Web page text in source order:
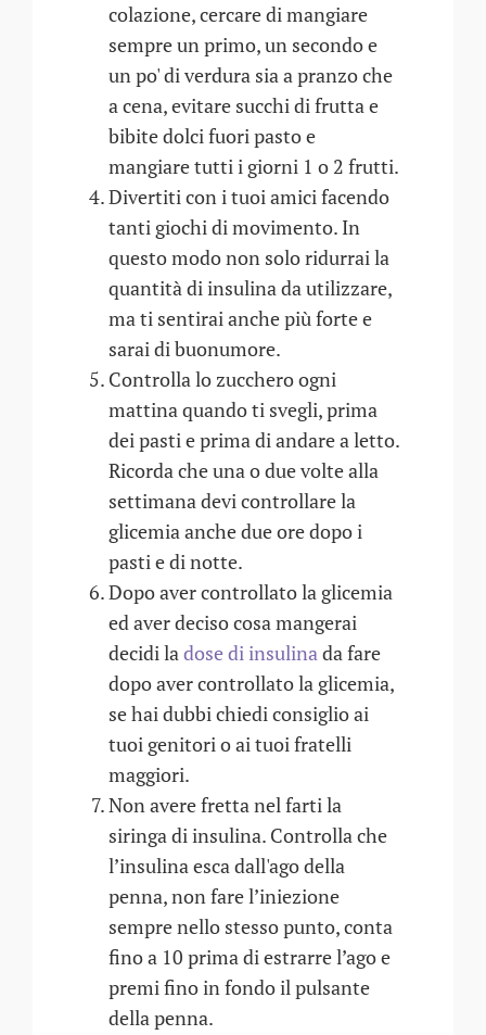
colazione, cercare di mangiare
sempre un primo, un secondo e
un po' di verdura sia a pranzo che
a cena, evitare succhi di frutta e
bibite dolci fuori pasto e
mangiare tutti i giorni 1 o 2 frutti.
Divertiti con i tuoi amici facendo
tanti giochi di movimento. In
questo modo non solo ridurrai la
quantità di insulina da utilizzare,
ma ti sentirai anche più forte e
sarai di buonumore.
Controlla lo zucchero ogni
mattina quando ti svegli, prima
dei pasti e prima di andare a letto.
Ricorda che una o due volte alla
settimana devi controllare la
glicemia anche due ore dopo i
pasti e di notte.
Dopo aver controllato la glicemia
ed aver deciso cosa mangerai
decidi ladose di insulinada fare
dopo aver controllato la glicemia,
se hai dubbi chiedi consiglio ai
tuoi genitori o ai tuoi fratelli
maggiori.
Non avere fretta nel farti la
siringa di insulina. Controlla che
l’insulina esca dall'ago della
penna, non fare l’iniezione
sempre nello stesso punto, conta
fino a 10 prima di estrarre l’ago e
premi fino in fondo il pulsante
della penna.